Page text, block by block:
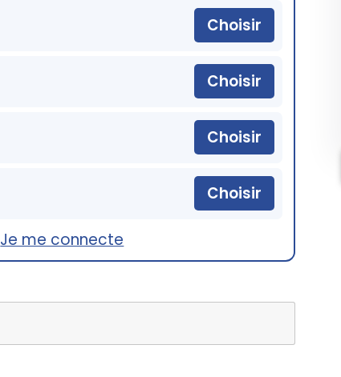
Choisir
Choisir
Choisir
Choisir
Je me connecte